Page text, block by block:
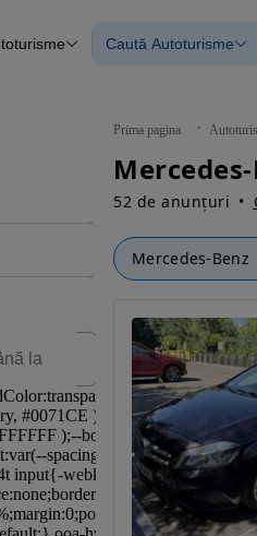
Mașini electrice
Mașini cu detalii
Caută Autoturisme
Prima pagina
52 de anunțuri
Mercedes-Benz